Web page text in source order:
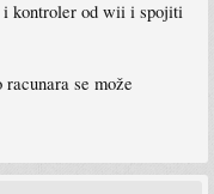
i kontroler od wii i spojiti
se može